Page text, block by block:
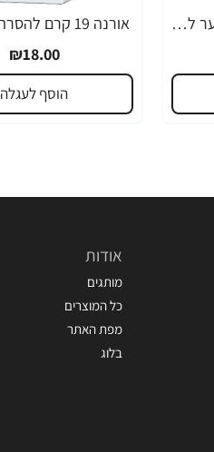
אורנה 19 קרם להסרת שיער לקו הביקיני 90 מ"ל
₪18.00
הוסף לעגלה
אודות
מותגים
כל המוצרים
מפת האתר
בלוג